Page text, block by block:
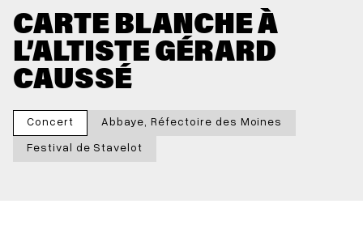
CARTE BLANCHE À
L’ALTISTE GÉRARD
CAUSSÉ
Concert
Abbaye, Réfectoire des Moines
Festival de Stavelot